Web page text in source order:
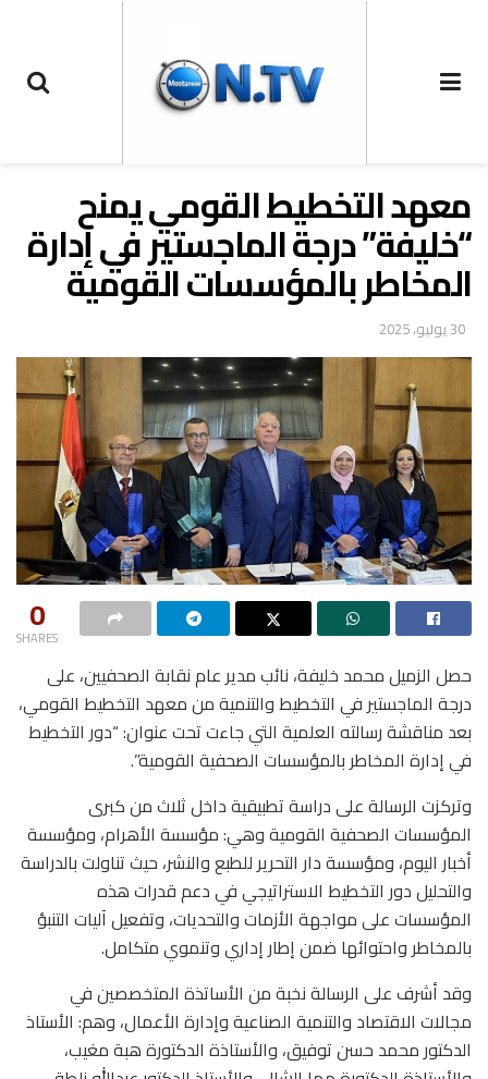
معهد التخطيط القومي يمنح
“خليفة” درجة الماجستير في إدارة
المخاطر بالمؤسسات القومية
30 يوليو، 2025
0
SHARES
حصل الزميل محمد خليفة، نائب مدير عام نقابة الصحفيين، على
درجة الماجستير في التخطيط والتنمية من معهد التخطيط القومي،
بعد مناقشة رسالته العلمية التي جاءت تحت عنوان: “دور التخطيط
في إدارة المخاطر بالمؤسسات الصحفية القومية”.
وتركزت الرسالة على دراسة تطبيقية داخل ثلاث من كبرى
المؤسسات الصحفية القومية وهي: مؤسسة الأهرام، ومؤسسة
أخبار اليوم، ومؤسسة دار التحرير للطبع والنشر، حيث تناولت بالدراسة
والتحليل دور التخطيط الاستراتيجي في دعم قدرات هذه
المؤسسات على مواجهة الأزمات والتحديات، وتفعيل آليات التنبؤ
بالمخاطر واحتوائها ضمن إطار إداري وتنموي متكامل.
وقد أشرف على الرسالة نخبة من الأساتذة المتخصصين في
مجالات الاقتصاد والتنمية الصناعية وإدارة الأعمال، وهم: الأستاذ
الدكتور محمد حسن توفيق، والأستاذة الدكتورة هبة مغيب،